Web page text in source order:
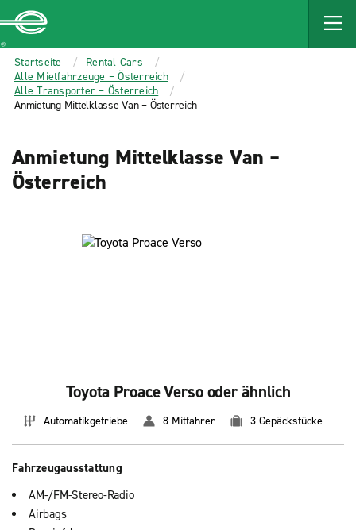
MAIN
CONTENT
Enterprise
Startseite
Rental Cars
Alle Mietfahrzeuge – Österreich
Alle Transporter – Österreich
Anmietung Mittelklasse Van – Österreich
Anmietung Mittelklasse Van –
Österreich
Toyota Proace Verso oder ähnlich
Automatikgetriebe 8 Mitfahrer 3 Gepäckstücke
Fahrzeugausstattung
AM-/FM-Stereo-Radio
Airbags